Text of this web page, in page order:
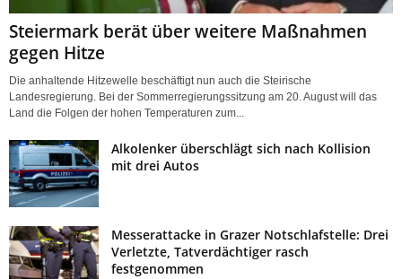
Steiermark berät über weitere Maßnahmen
gegen Hitze
Die anhaltende Hitzewelle beschäftigt nun auch die Steirische
Landesregierung. Bei der Sommerregierungssitzung am 20. August will das
Land die Folgen der hohen Temperaturen zum...
Alkolenker überschlägt sich nach Kollision
mit drei Autos
Messerattacke in Grazer Notschlafstelle: Drei
Verletzte, Tatverdächtiger rasch
festgenommen